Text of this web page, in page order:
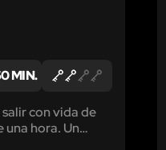
MIN.
con vida de
hora. Un